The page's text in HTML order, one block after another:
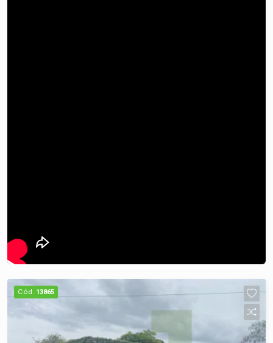
Cód. 13865